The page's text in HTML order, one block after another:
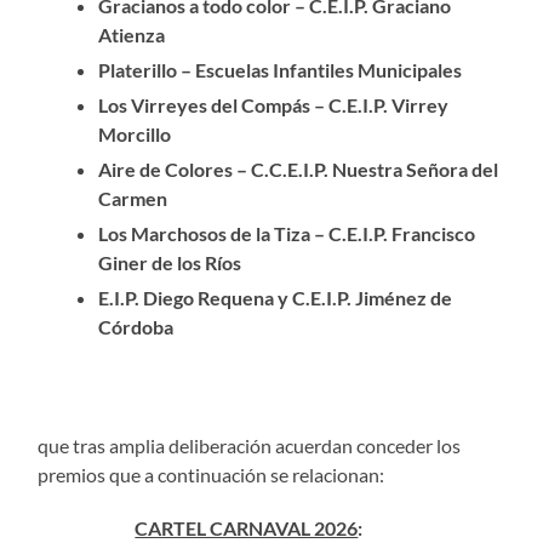
Gracianos a todo color – C.E.I.P. Graciano
Atienza
Platerillo – Escuelas Infantiles Municipales
Los Virreyes del Compás – C.E.I.P. Virrey
Morcillo
Aire de Colores – C.C.E.I.P. Nuestra Señora del
Carmen
Los Marchosos de la Tiza – C.E.I.P. Francisco
Giner de los Ríos
E.I.P. Diego Requena y C.E.I.P. Jiménez de
Córdoba
que tras amplia deliberación acuerdan conceder los
premios que a continuación se relacionan:
CARTEL CARNAVAL 2026: